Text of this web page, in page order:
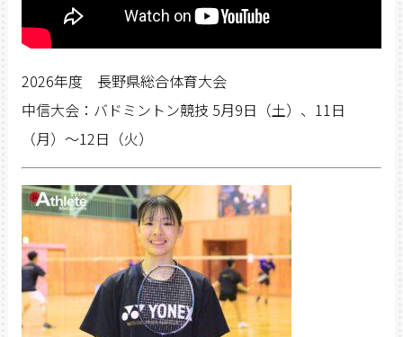
2026年度 長野県総合体育大会
中信大会：バドミントン競技 5月9日（土）、11日
（月）〜12日（火）